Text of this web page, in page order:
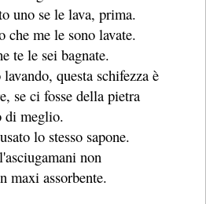
uno se le lava, prima.
che me le sono lavate.
te le sei bagnate.
questa schifezza è
se ci fosse della pietra
di meglio.
lo stesso sapone.
non
maxi assorbente.